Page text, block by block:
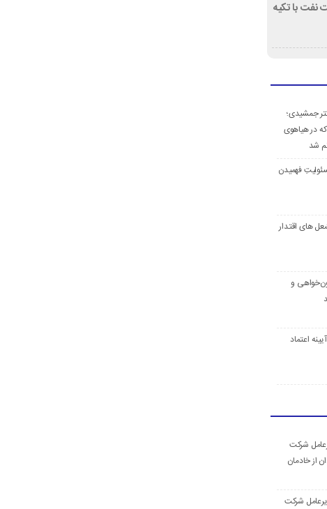
با تکیه
جمشیدی؛
در هیاهوی
شد
فهمیدن
های اقتدار
و
اعتماد
شركت
از خادمان
شرکت